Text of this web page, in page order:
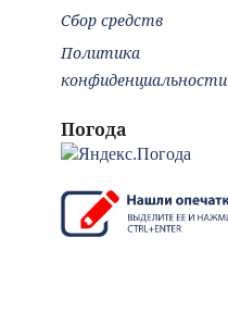
Сбор средств
Политика
конфиденциальности
Погода